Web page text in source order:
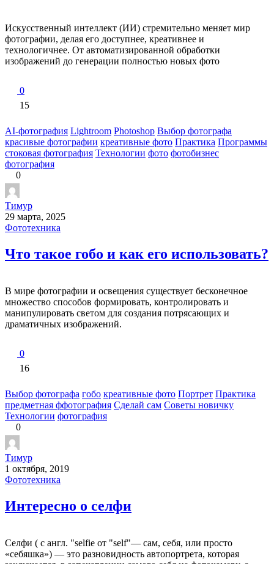
Искусственный интеллект (ИИ) стремительно меняет мир
фотографии, делая его доступнее, креативнее и
технологичнее. От автоматизированной обработки
изображений до генерации полностью новых фото
0
15
AI-фотография Lightroom Photoshop Выбор фотографа
красивые фотографии креативные фото Практика Программы
стоковая фотография Технологии фото фотобизнес
фотография
0
Тимур
29 марта, 2025
Фототехника
Что такое гобо и как его использовать?
В мире фотографии и освещения существует бесконечное
множество способов формировать, контролировать и
манипулировать светом для создания потрясающих и
драматичных изображений.
0
16
Выбор фотографа гобо креативные фото Портрет Практика
предметная ффотография Сделай сам Советы новичку
Технологии фотография
0
Тимур
1 октября, 2019
Фототехника
Интересно о селфи
Селфи ( с англ. "selfie от "self"— сам, себя, или просто
«себяшка») — это разновидность автопортрета, которая